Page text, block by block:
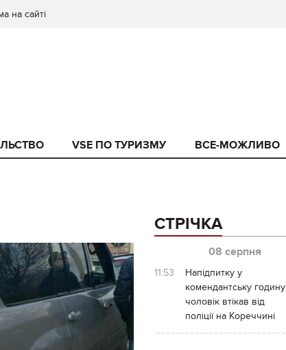
на сайті
VSE ПО ТУРИЗМУ ВСЕ-МОЖЛИВО
СТРІЧКА
08 серпня
11:53
Напідпитку у
комендантську годину
чоловік втікав від
поліції на Кореччині